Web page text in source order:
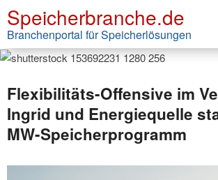
Speicherbranche.de
Branchenportal für Speicherlösungen
Flexibilitäts-Offensive im
Ingrid und Energiequelle
MW-Speicherprogramm